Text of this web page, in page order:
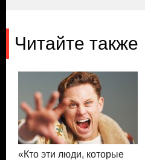
Читайте также
«Кто эти люди, которые